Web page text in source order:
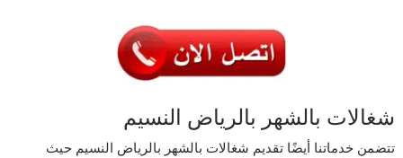
شغالات بالشهر بالرياض النسيم
تتضمن خدماتنا أيضًا تقديم شغالات بالشهر بالرياض النسيم حيث